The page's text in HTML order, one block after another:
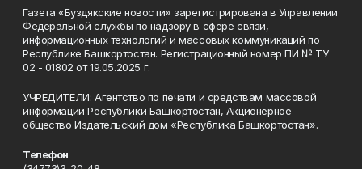
Газета «Буздякские новости» зарегистрирована в Управлении
Федеральной службы по надзору в сфере связи,
информационных технологий и массовых коммуникаций по
Республике Башкортостан. Регистрационный номер ПИ № ТУ
02 - 01802 от 19.05.2025 г.
УЧРЕДИТЕЛИ: Агентство по печати и средствам массовой
информации Республики Башкортостан, Акционерное
общество Издательский дом «Республика Башкортостан».
Телефон